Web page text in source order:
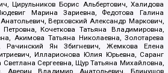
Цирульников Борис Альбертович, Халидова
Марина Зариевна, Федотова Галина
Верховский Александр Маркович,
Кочеткова Татьяна Владимировна,
Акимова Татьяна Николаевна, Золотарева
Рачинский Ян Збигневич, Жемкова Елена
Илларионова Юлия Юрьевна, Саранг
Сергеевна, Щур Татьяна Михайловна,